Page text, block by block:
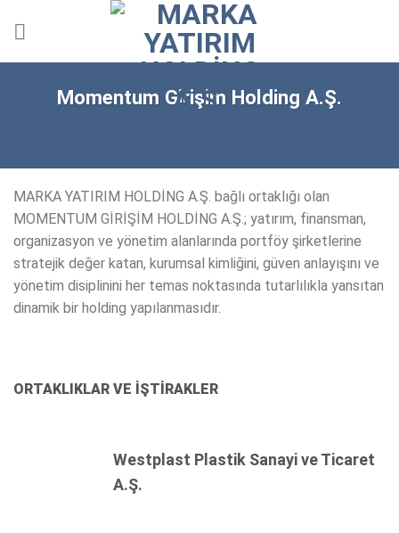
Momentum Girişim Holding A.Ş.
MARKA YATIRIM HOLDİNG A.Ş. bağlı ortaklığı olan
MOMENTUM GİRİŞİM HOLDİNG A.Ş.; yatırım, finansman,
organizasyon ve yönetim alanlarında portföy şirketlerine
stratejik değer katan, kurumsal kimliğini, güven anlayışını ve
yönetim disiplinini her temas noktasında tutarlılıkla yansıtan
dinamik bir holding yapılanmasıdır.
ORTAKLIKLAR VE İŞTİRAKLER
Westplast Plastik Sanayi ve Ticaret
A.Ş.